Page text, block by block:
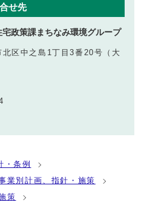
せ先
政策課まちなみ環境グループ
区中之島1丁目3番20号（大
・条例
業別計画、指針・施策
策